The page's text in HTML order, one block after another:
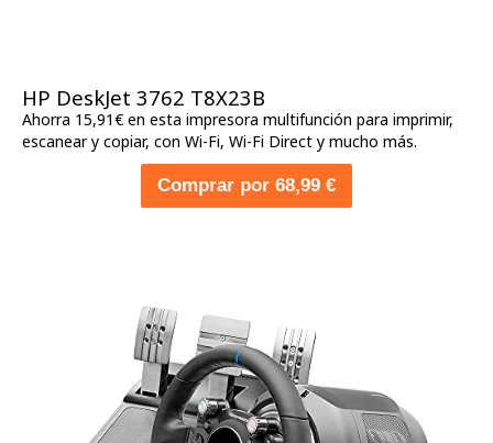
HP DeskJet 3762 T8X23B
Ahorra 15,91€ en esta impresora multifunción para imprimir,
escanear y copiar, con Wi-Fi, Wi-Fi Direct y mucho más.
Comprar por 68,99 €